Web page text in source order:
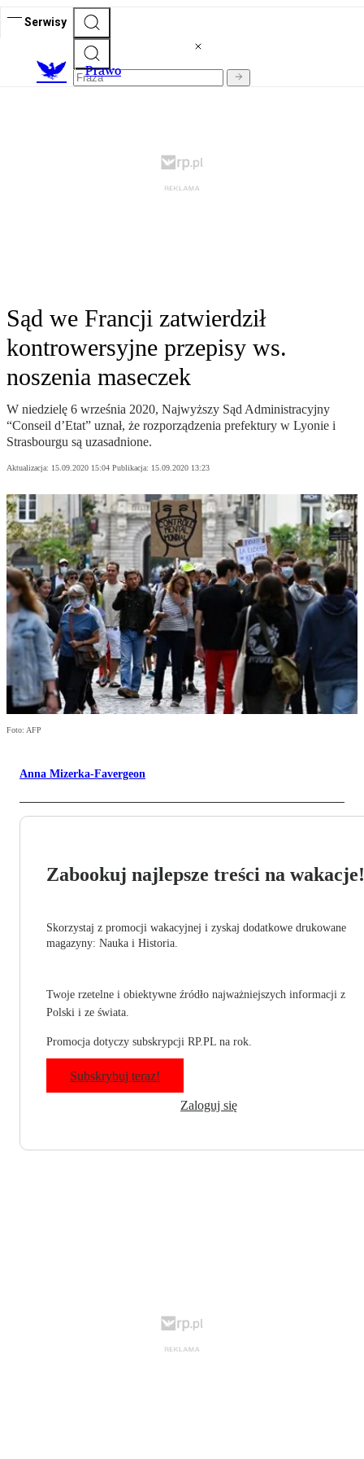
Serwisy
Prawo
Sąd we Francji zatwierdził
kontrowersyjne przepisy ws.
noszenia maseczek
W niedzielę 6 września 2020, Najwyższy Sąd Administracyjny
“Conseil d’Etat” uznał, że rozporządzenia prefektury w Lyonie i
Strasbourgu są uzasadnione.
Aktualizacja: 15.09.2020 15:04 Publikacja: 15.09.2020 13:23
Foto: AFP
Anna Mizerka-Favergeon
Zabookuj najlepsze treści na wakacje!
Skorzystaj z promocji wakacyjnej i zyskaj dodatkowe drukowane
magazyny: Nauka i Historia.
Twoje rzetelne i obiektywne źródło najważniejszych informacji z
Polski i ze świata.
Promocja dotyczy subskrypcji RP.PL na rok.
Subskrybuj teraz!
Zaloguj się